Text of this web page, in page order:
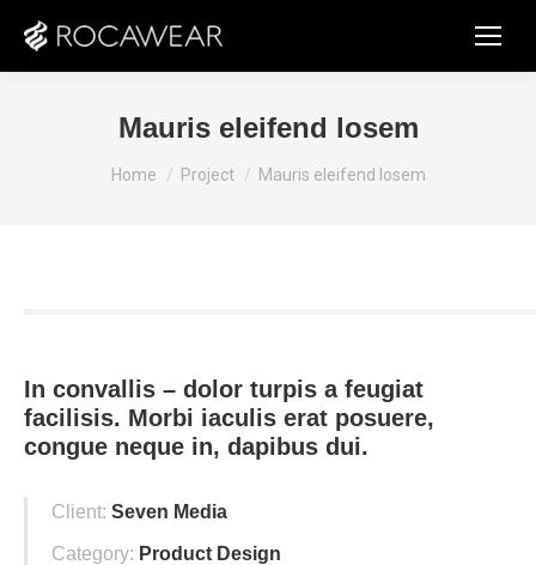
Mauris eleifend losem
You are here:
Home Project Mauris eleifend losem
In convallis – dolor turpis a feugiat
facilisis. Morbi iaculis erat posuere,
congue neque in, dapibus dui.
Client: Seven Media
Category: Product Design